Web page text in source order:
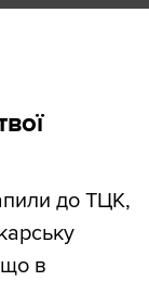
до ТЦК,
в